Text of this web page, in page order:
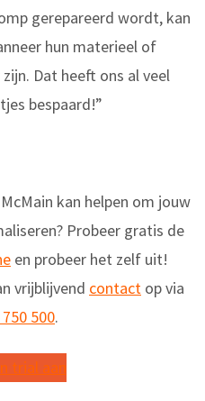
gerepareerd wordt, kan
hun materieel of
Dat heeft ons al veel
bespaard!”
kan helpen om jouw
Probeer gratis de
en probeer het zelf uit!
vrijblijvend contact op via
500.
trial aan